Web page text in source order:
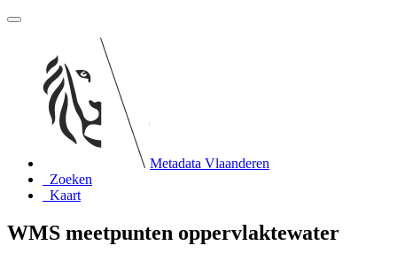
Metadata Vlaanderen
Zoeken
Kaart
WMS meetpunten oppervlaktewater